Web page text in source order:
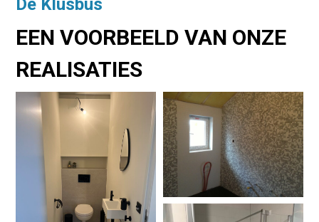
De Klusbus
EEN VOORBEELD VAN ONZE
REALISATIES